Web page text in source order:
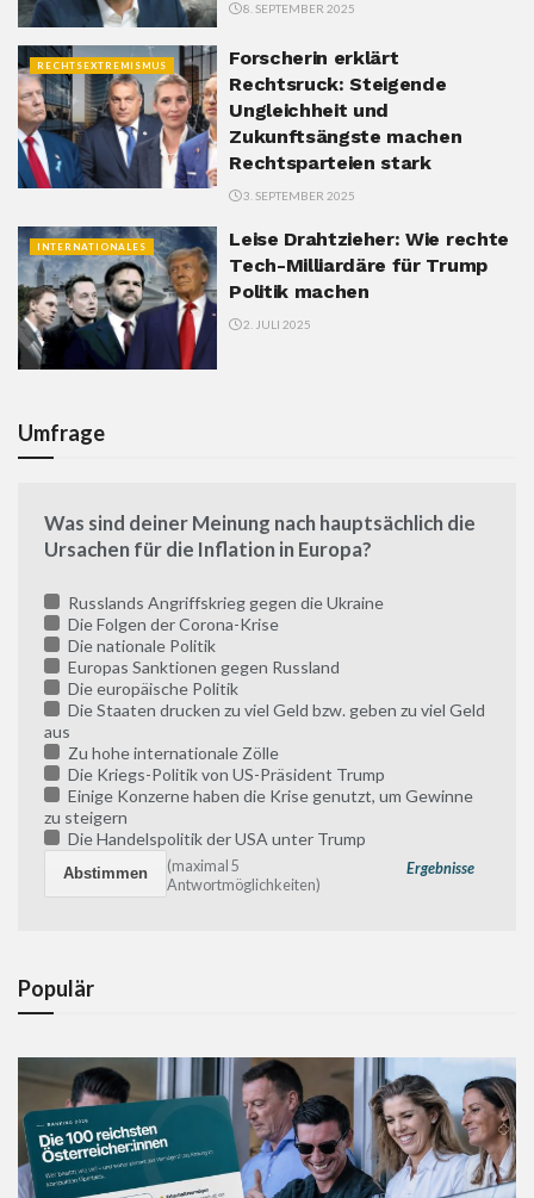
8. SEPTEMBER 2025
RECHTSEXTREMISMUS
Forscherin erklärt
Rechtsruck: Steigende
Ungleichheit und
Zukunftsängste machen
Rechtsparteien stark
3. SEPTEMBER 2025
INTERNATIONALES
Leise Drahtzieher: Wie rechte
Tech-Milliardäre für Trump
Politik machen
2. JULI 2025
Umfrage
Was sind deiner Meinung nach hauptsächlich die
Ursachen für die Inflation in Europa?
Russlands Angriffskrieg gegen die Ukraine
Die Folgen der Corona-Krise
Die nationale Politik
Europas Sanktionen gegen Russland
Die europäische Politik
Die Staaten drucken zu viel Geld bzw. geben zu viel Geld
aus
Zu hohe internationale Zölle
Die Kriegs-Politik von US-Präsident Trump
Einige Konzerne haben die Krise genutzt, um Gewinne
zu steigern
Die Handelspolitik der USA unter Trump
Ergebnisse
(maximal 5
Antwortmöglichkeiten)
Populär